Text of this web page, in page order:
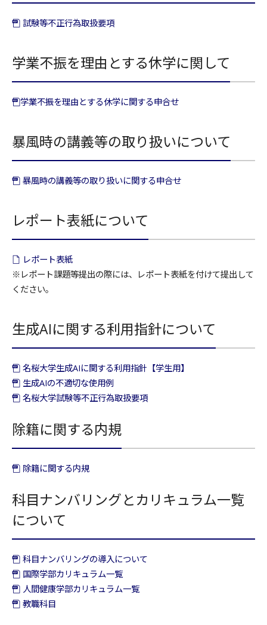
試験等不正行為取扱要項
学業不振を理由とする休学に関して
学業不振を理由とする休学に関する申合せ
暴風時の講義等の取り扱いについて
暴風時の講義等の取り扱いに関する申合せ
レポート表紙について
レポート表紙
※レポート課題等提出の際には、レポート表紙を付けて提出して
ください。
生成AIに関する利用指針について
名桜大学生成AIに関する利用指針【学生用】
生成AIの不適切な使用例
名桜大学試験等不正行為取扱要項
除籍に関する内規
除籍に関する内規
科目ナンバリングとカリキュラム一覧
について
科目ナンバリングの導入について
国際学部カリキュラム一覧
人間健康学部カリキュラム一覧
教職科目